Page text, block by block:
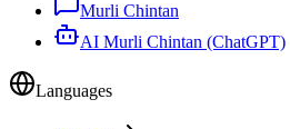
Murli Chintan
AI Murli Chintan (ChatGPT)
Languages